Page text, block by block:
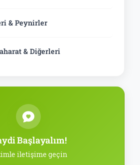
& Peynirler
& Diğerleri
Başlayalım!
iletişime geçin